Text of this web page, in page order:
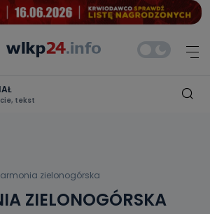
tekst
zielonogórska
ZIELONOGÓRSKA